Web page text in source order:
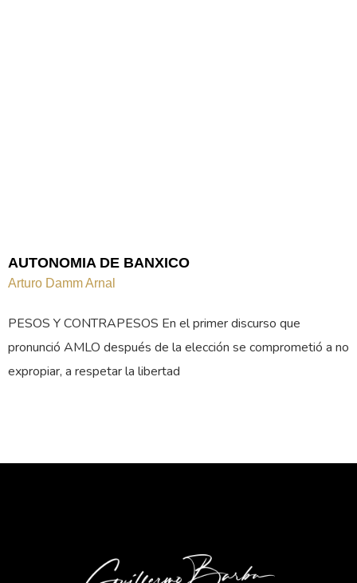
AUTONOMIA DE BANXICO
Arturo Damm Arnal
PESOS Y CONTRAPESOS En el primer discurso que
pronunció AMLO después de la elección se comprometió a no
expropiar, a respetar la libertad